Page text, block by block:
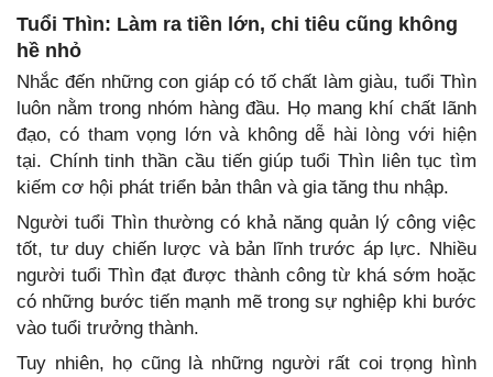
Tuổi Thìn: Làm ra tiền lớn, chi tiêu cũng không
hề nhỏ
Nhắc đến những con giáp có tố chất làm giàu, tuổi Thìn
luôn nằm trong nhóm hàng đầu. Họ mang khí chất lãnh
đạo, có tham vọng lớn và không dễ hài lòng với hiện
tại. Chính tinh thần cầu tiến giúp tuổi Thìn liên tục tìm
kiếm cơ hội phát triển bản thân và gia tăng thu nhập.
Người tuổi Thìn thường có khả năng quản lý công việc
tốt, tư duy chiến lược và bản lĩnh trước áp lực. Nhiều
người tuổi Thìn đạt được thành công từ khá sớm hoặc
có những bước tiến mạnh mẽ trong sự nghiệp khi bước
vào tuổi trưởng thành.
Tuy nhiên, họ cũng là những người rất coi trọng hình